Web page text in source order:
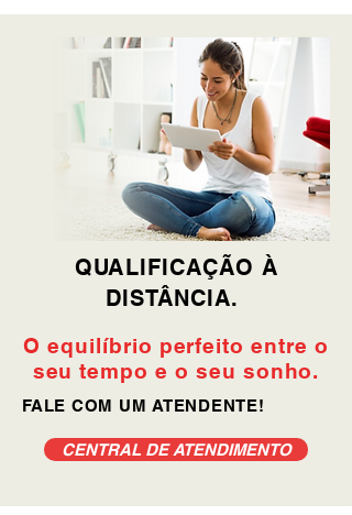
QUALIFICAÇÃO À
DISTÂNCIA.
O equilíbrio perfeito entre o
seu tempo e o seu sonho.
FALE COM UM ATENDENTE!
CENTRAL DE ATENDIMENTO